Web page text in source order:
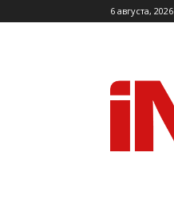
6 августа, 2026